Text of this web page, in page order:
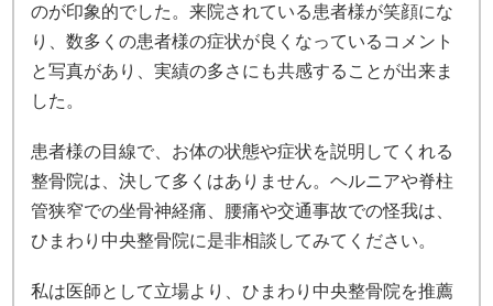
のが印象的でした。来院されている患者様が笑顔にな
り、数多くの患者様の症状が良くなっているコメント
と写真があり、実績の多さにも共感することが出来ま
した。
患者様の目線で、お体の状態や症状を説明してくれる
整骨院は、決して多くはありません。ヘルニアや脊柱
管狭窄での坐骨神経痛、腰痛や交通事故での怪我は、
ひまわり中央整骨院に是非相談してみてください。
私は医師として立場より、ひまわり中央整骨院を推薦